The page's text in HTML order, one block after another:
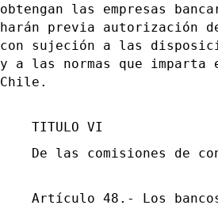
obtengan las empresas
harán previa autorización
con sujeción a las
y a las normas que imparta
Chile.
TITULO VI
De las comisiones de
Artículo 48.- Los bancos